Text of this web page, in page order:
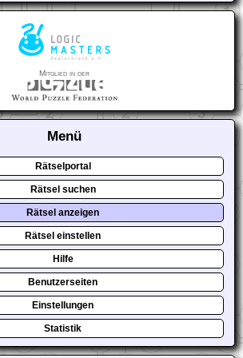
Mitglied in der
Menü
Rätselportal
Rätsel suchen
Rätsel anzeigen
Rätsel einstellen
Hilfe
Benutzerseiten
Einstellungen
Statistik